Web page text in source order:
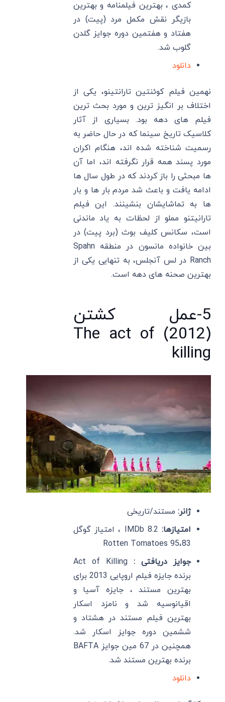
کمدی ، بهترین فیلمنامه و بهترین
بازیگر نقش مکمل مرد (پیت) در
هفتاد و هفتمین دوره جوایز گلدن
گلوب شد.
دانلود
نهمین فیلم کوئنتین تارانتینو، یکی از
اختلاف بر انگیز ترین و مورد بحث ترین
فیلم های دهه بود. بسیاری از آثار
کلاسیک تاریخ سینما که در حال حاضر به
رسمیت شناخته شده اند، هنگام اکران
مورد پسند همه قرار نگرفته اند، اما آن
ها مبحثی را باز کردند که در طول سال ها
ادامه یافت و باعث شد مردم بار ها و بار
ها به تماشایشان بنشینند. این فیلم
تارانیتنو مملو از لحظات به یاد ماندنی
است، سکانس کلیف بوث (برد پیت) در
بین خانواده مانسون در منطقه Spahn
Ranch در لس آنجلس، به تنهایی یکی از
بهترین صحنه های دهه است.
5-عمل کشتن
(2012) The act of
killing
ژانر: مستند/تاریخی
امتیازها:
IMDb 8.2 ، امتیاز گوگل
83،Rotten Tomatoes 95
جوایز دریافتی :Act of Killing
برنده جایزه فیلم اروپایی 2013 برای
بهترین مستند ، جایزه آسیا و
اقیانوسیه شد و نامزد اسکار
بهترین فیلم مستند در هشتاد و
ششمین دوره جوایز اسکار شد.
همچنین در 67 مین جوایز BAFTA
برنده بهترین مستند شد.
دانلود